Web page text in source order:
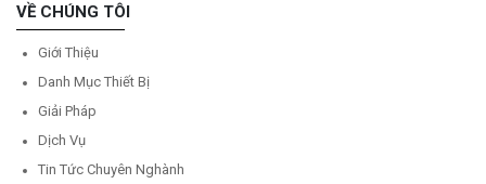
VỀ CHÚNG TÔI
Giới Thiệu
Danh Mục Thiết Bị
Giải Pháp
Dịch Vụ
Tin Tức Chuyên Nghành